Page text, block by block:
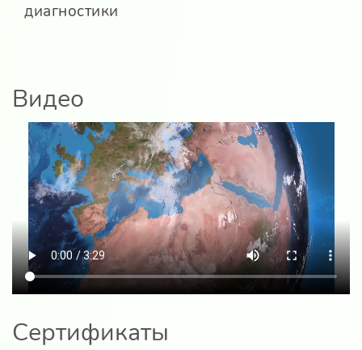
диагностики
Видео
Сертификаты